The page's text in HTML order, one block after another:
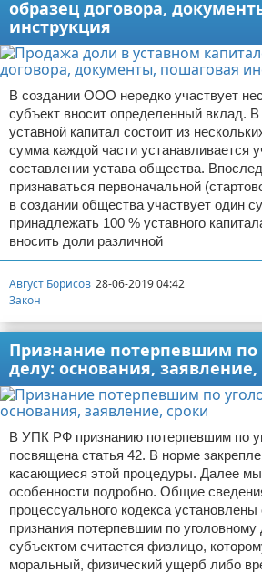
образец договора,
инструкция
В создании ООО нередко участвует
субъект вносит определенный вклад.
уставной капитал состоит из
сумма каждой части устанавливается
составлении устава общества.
признаваться первоначальной
в создании общества участвует один
принадлежать 100 % уставного
вносить доли различной
Август Борисов 28-06-2019 04:42
Закон
Признание потерпевшим по
делу: основания, заявление,
В УПК РФ признанию потерпевшим по
посвящена статья 42. В норме
касающиеся этой процедуры. Далее
особенности подробно. Общие
процессуального кодекса
признания потерпевшим по уголовному
субъектом считается физлицо,
моральный, физический ущерб либо